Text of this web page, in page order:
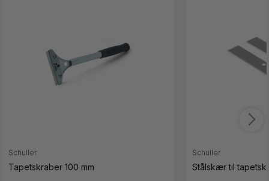
Schuller
Tapetskraber 100 mm
Schuller
Stålskær til